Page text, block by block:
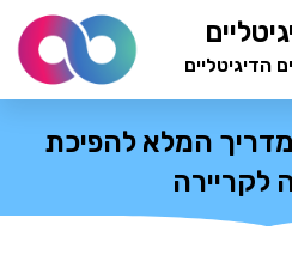
הדיגיטליים
המלא להפיכת
לקריירה